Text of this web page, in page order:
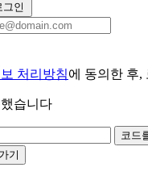
인
처리방침에 동의한 후,
습니다
코드
기